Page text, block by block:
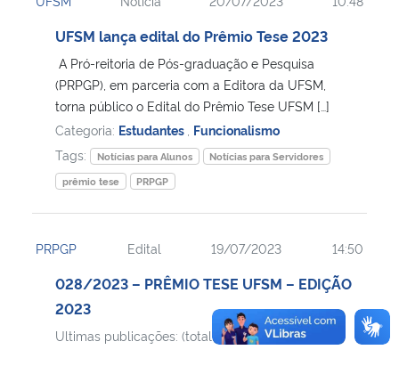
UFSM lança edital do Prêmio Tese 2023
A Pró-reitoria de Pós-graduação e Pesquisa
(PRPGP), em parceria com a Editora da UFSM,
torna público o Edital do Prêmio Tese UFSM […]
Categoria: Estudantes Funcionalismo
Tags:
Notícias para Alunos
Notícias para Servidores
prêmio tese
PRPGP
PRPGP Edital 19/07/2023 14:50
028/2023 – PRÊMIO TESE UFSM – EDIÇÃO
2023
Ultimas publicações: (total de 2 itens)